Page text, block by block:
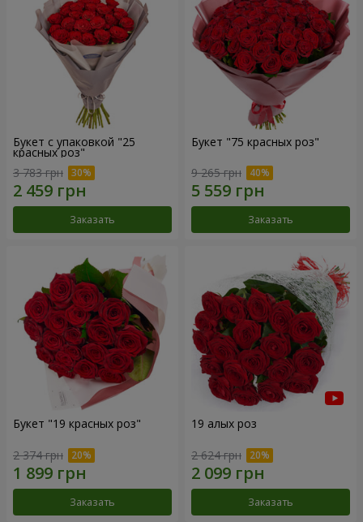
Букет с упаковкой "25
красных роз"
3 783 грн
Заказать
Букет "75 красных роз"
9 265 грн
Заказать
Букет "19 красных роз"
2 374 грн
Заказать
19 алых роз
2 624 грн
Заказать